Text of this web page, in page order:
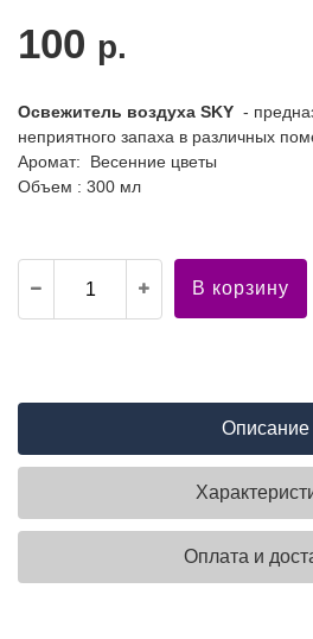
100 р.
Освежитель воздуха SKY -
неприятного запаха в различных
Аромат: Весенние цветы
Объем : 300 мл
В корзину
Описание
Оплата и